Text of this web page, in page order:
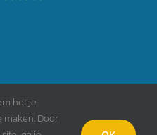
| Dienstverlening
Build by Hithunters
het je
Door